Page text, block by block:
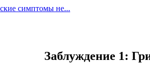
симптомы не...
Заблуждение 1: